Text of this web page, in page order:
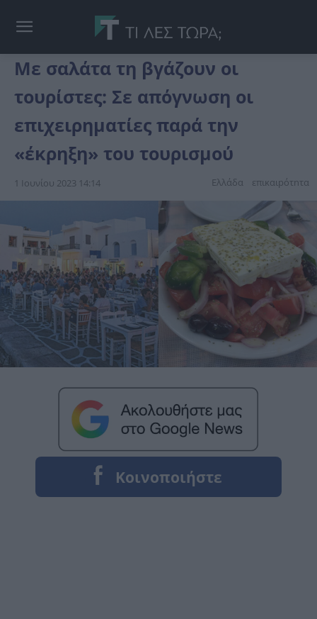
Με σαλάτα τη βγάζουν οι
τουρίστες: Σε απόγνωση οι
επιχειρηματίες παρά την
«έκρηξη» του τουρισμού
1 Ιουνίου 2023 14:14 Ελλάδα επικαιpότnτα